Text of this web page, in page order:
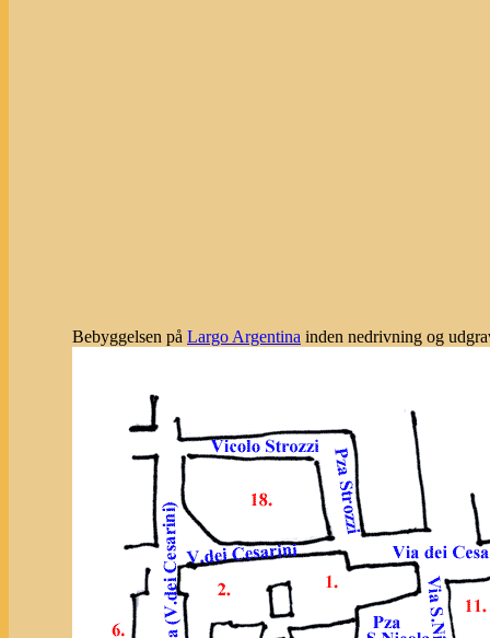
Bebyggelsen på Largo Argentina inden nedrivning og